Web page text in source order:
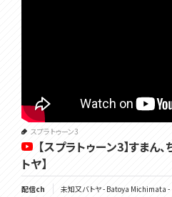
スプラトゥーン3
【スプラトゥーン3】すまん
トヤ】
配信ch 未知又バトヤ - Batoya Michimata -